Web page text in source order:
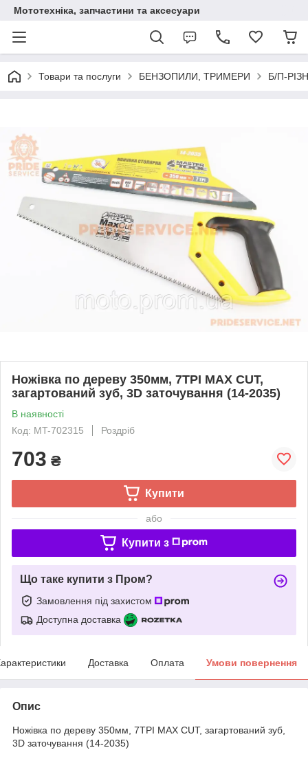
Мототехніка, запчастини та аксесуари
Товари та послуги БЕНЗОПИЛИ, ТРИМЕРИ Б/П-
Ножівка по дереву 350мм, 7TPI MAX CUT,
загартований зуб, 3D заточування (14-2035)
В наявності
Код: MT-702315
Роздріб
703 ₴
Купити
або
Купити з
Що таке купити з Пром?
Замовлення під захистом
Доступна доставка
Доставка Оплата Умови повернення
Опис
Ножівка по дереву 350мм, 7TPI MAX CUT, загартований зуб,
3D заточування (14-2035)